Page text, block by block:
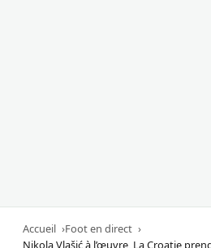
Accueil
Foot en direct
Nikola Vlašić à l’œuvre, La Croatie